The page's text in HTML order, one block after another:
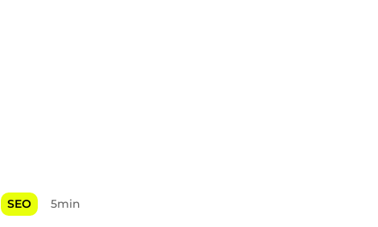
SEO 5min